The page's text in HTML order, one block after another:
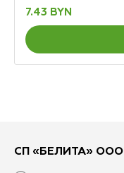
7.43 BYN
СП «БЕЛИТА» ООО